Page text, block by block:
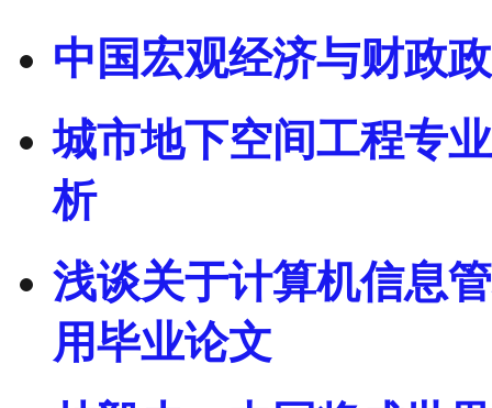
中国宏观经济与财政
城市地下空间工程专
析
浅谈关于计算机信息
用毕业论文